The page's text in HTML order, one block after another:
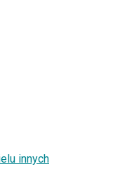
innych